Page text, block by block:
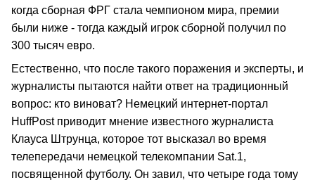
когда сборная ФРГ стала чемпионом мира, премии
были ниже - тогда каждый игрок сборной получил по
300 тысяч евро.
Естественно, что после такого поражения и эксперты, и
журналисты пытаются найти ответ на традиционный
вопрос: кто виноват? Немецкий интернет-портал
HuffPost приводит мнение известного журналиста
Клауса Штрунца, которое тот высказал во время
телепередачи немецкой телекомпании Sat.1,
посвященной футболу. Он завил, что четыре года тому